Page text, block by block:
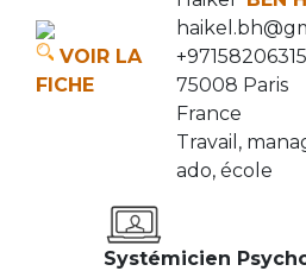
VOIR LA
FICHE
75008 Paris
France
Travail,
ado, école
Systémicien